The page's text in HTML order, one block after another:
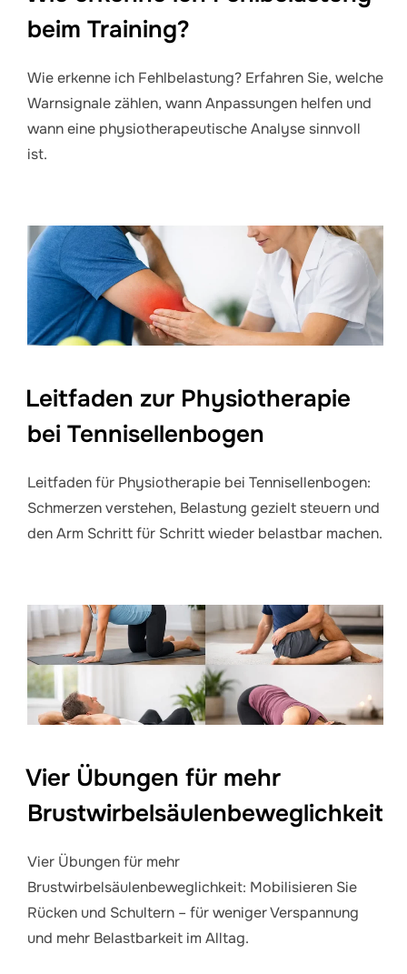
beim Training?
Wie erkenne ich Fehlbelastung? Erfahren Sie, welche
Warnsignale zählen, wann Anpassungen helfen und
wann eine physiotherapeutische Analyse sinnvoll
ist.
Leitfaden zur Physiotherapie
bei Tennisellenbogen
Leitfaden für Physiotherapie bei Tennisellenbogen:
Schmerzen verstehen, Belastung gezielt steuern und
den Arm Schritt für Schritt wieder belastbar machen.
Vier Übungen für mehr
Brustwirbelsäulenbeweglichkeit
Vier Übungen für mehr
Brustwirbelsäulenbeweglichkeit: Mobilisieren Sie
Rücken und Schultern – für weniger Verspannung
und mehr Belastbarkeit im Alltag.